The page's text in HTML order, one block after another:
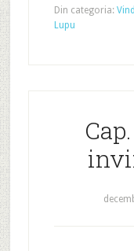
Din categoria:
Lupu